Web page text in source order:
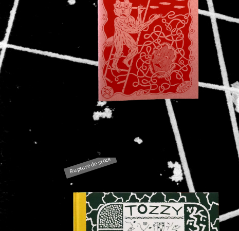
Rupture de stock